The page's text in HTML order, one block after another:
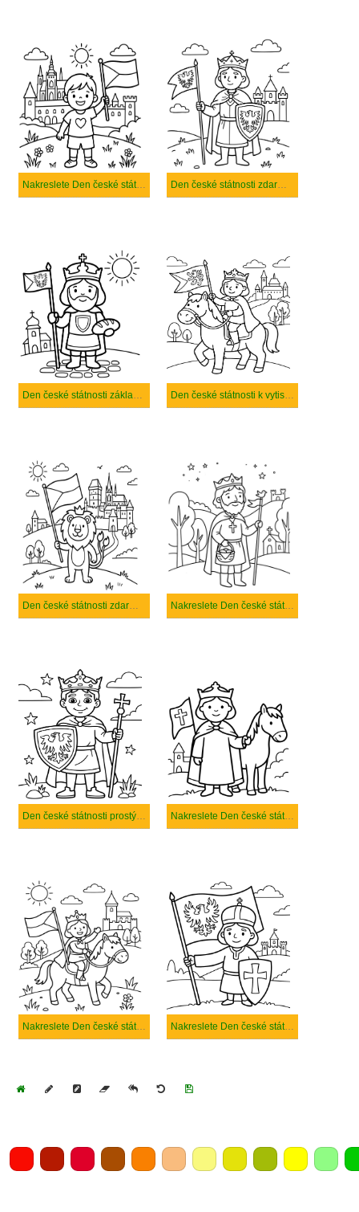
Nakreslete Den české státnosti k vytisknutí zdarma Den české státnosti zdarma snadný
Den české státnosti základní tisknutelné Den české státnosti k vytisknutí zdarma
Den české státnosti zdarma tisknutelné pro děti Nakreslete Den české státnosti zdarma prostý tisknutelné
Den české státnosti prostý tisknutelné Nakreslete Den české státnosti zdarma prostý
Nakreslete Den české státnosti základní Nakreslete Den české státnosti tisknutelné pro děti